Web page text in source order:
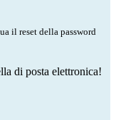
il reset della password
di posta elettronica!